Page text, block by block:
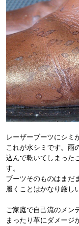
レーザーブーツにシミ
これが水シミです。雨
込んで乾いてしまった
す。
ブーツそのものはまだ
履くことはかなり厳し
ご家庭で自己流のメン
まったり革にダメージ